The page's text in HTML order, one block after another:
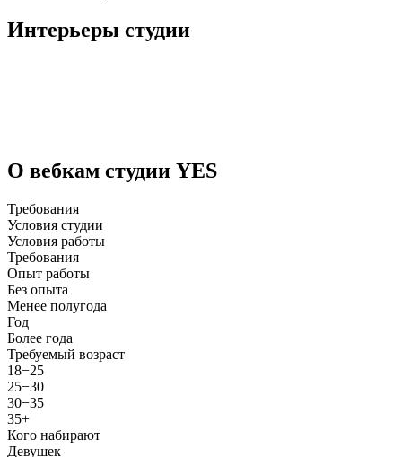
Интерьеры студии
О вебкам студии YES
Требования
Условия студии
Условия работы
Требования
Опыт работы
Без опыта
Менее полугода
Год
Более года
Требуемый возраст
18−25
25−30
30−35
35+
Кого набирают
Девушек